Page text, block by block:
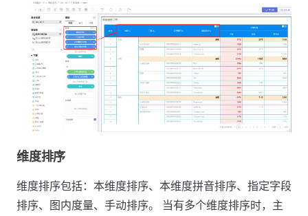
维度排序
维度排序包括：本维度排序、本维度拼音排序、指定字段
排序、图内度量、手动排序。 当有多个维度排序时，主